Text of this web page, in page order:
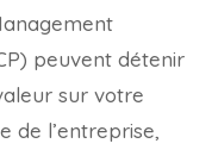
peuvent détenir
sur votre
de l’entreprise,